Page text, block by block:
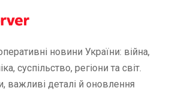
новини України: війна,
суспільство, регіони та світ.
важливі деталі й оновлення